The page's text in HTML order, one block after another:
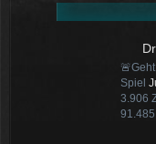
Spiel
3.906
91.485